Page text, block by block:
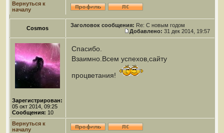
Вернуться к
началу
Cosmos Заголовок сообщения: Re: С новым годом
Добавлено: 31 дек 2014, 19:57
Зарегистрирован:
05 окт 2014, 09:25
Сообщения: 10
Спасибо.
Взаимно.Всем успехов,сайту
процветания!
Вернуться к
началу